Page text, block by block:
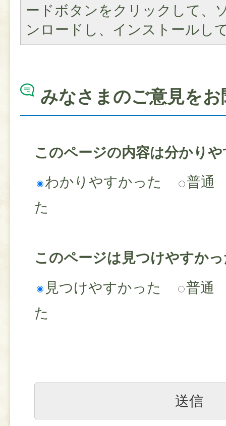
ードボタンをクリックして、
ンロードし、インストールし
みなさまのご意見を
このページの内容は分かり
わかりやすかった
普通
た
このページは見つけやすか
見つけやすかった
普通
た